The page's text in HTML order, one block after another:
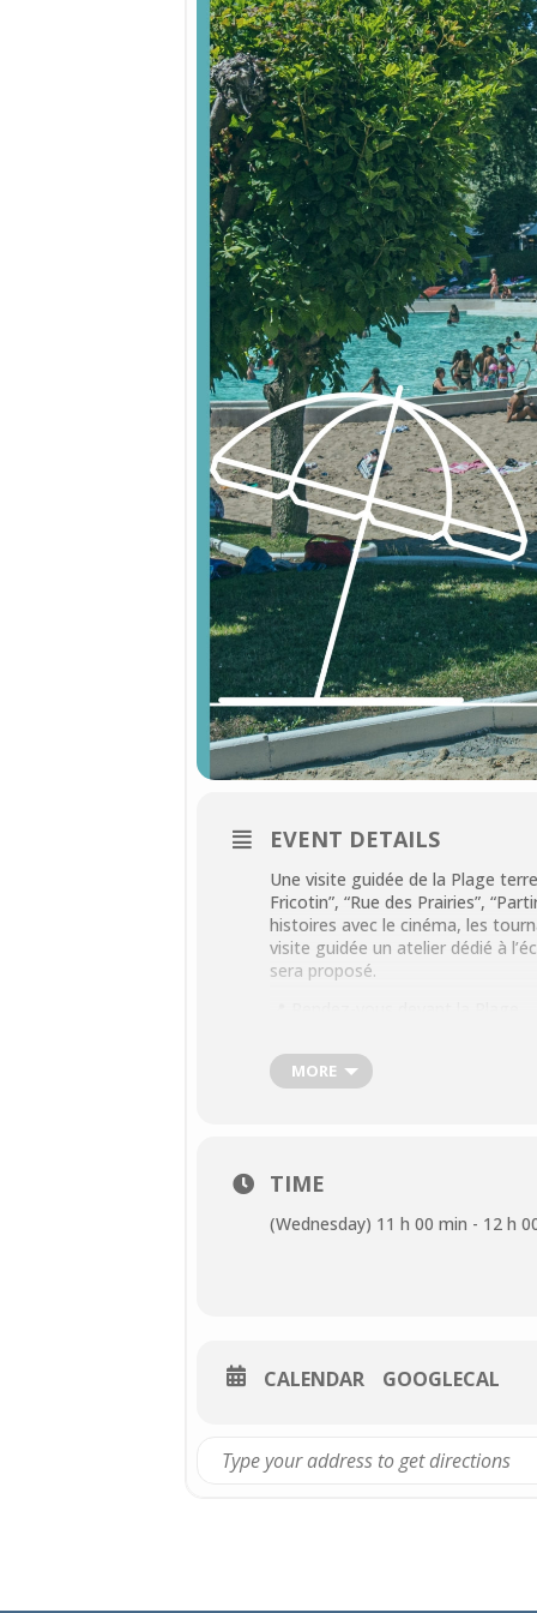
EVENT DETAILS
Une visite guidée de la Plage
Fricotin”, “Rue des Prairies”,
histoires avec le cinéma, les
visite guidée un atelier dédié à
sera proposé.
📅 En juillet :
💶Tarifs : 8€ adulte / 6€
MORE
TIME
(Wednesday) 11 h 00 min - 12 h
CALENDAR GOOGLECAL